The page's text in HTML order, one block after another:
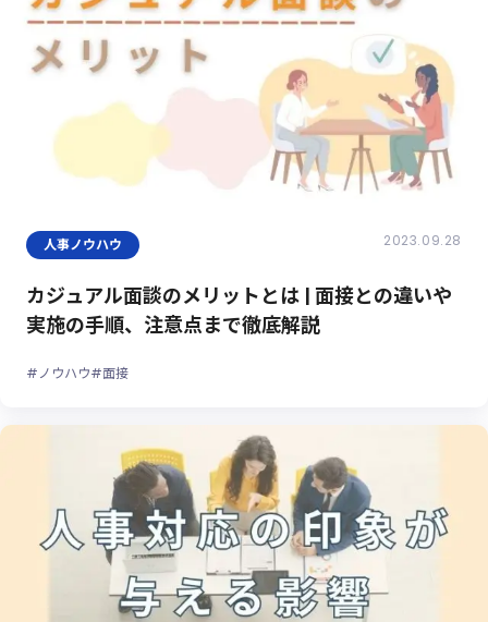
人事ノウハウ 2023.09.28
カジュアル面談のメリットとは | 面接との違いや
実施の手順、注意点まで徹底解説
#ノウハウ#面接